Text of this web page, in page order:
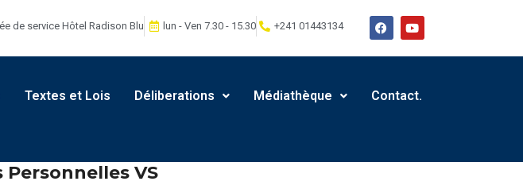
de service Hôtel Radison Blu lun - Ven 7.30 - 15.30 +241 01443134
Textes et Lois Déliberations Médiathèque Contact.
VS